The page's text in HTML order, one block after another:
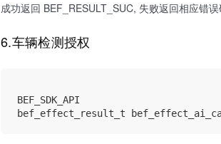
成功返回 BEF_RESULT_SUC, 失败返回相应错
6.车辆检测授权
BEF_SDK_API